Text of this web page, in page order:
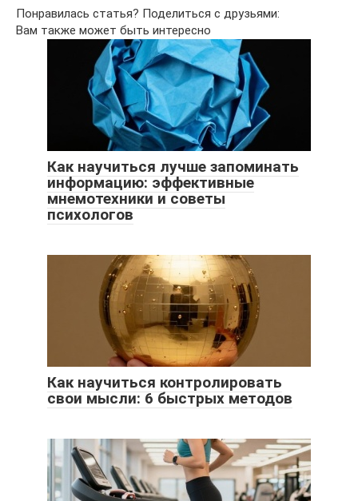
Понравилась статья? Поделиться с друзьями:
Вам также может быть интересно
Как научиться лучше запоминать
информацию: эффективные
мнемотехники и советы
психологов
Как научиться контролировать
свои мысли: 6 быстрых методов